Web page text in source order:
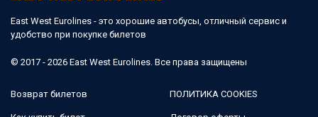
East West Eurolines - это хорошие автобусы, отличный сервис и
удобство при покупке билетов
© 2017 - 2026 East West Eurolines. Все права защищены
Возврат билетов ПОЛИТИКА COOKIES